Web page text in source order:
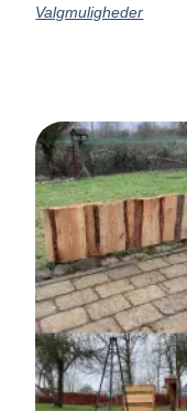
Valgmuligheder